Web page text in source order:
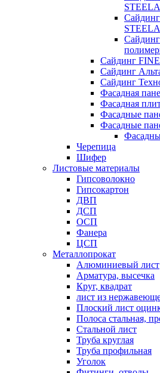
Сайдинг
Сайдинг
Сайдинг
Фасадная
Фасадная
Фасадные
Фасадные
Черепица
Шифер
Листовые материалы
Гипсоволокно
Гипсокартон
ДВП
ДСП
ОСП
Фанера
ЦСП
Металлопрокат
Алюминиевый лист
Арматура, высечка
Круг, квадрат
лист из
Плоский лист
Полоса стальная,
Стальной лист
Труба круглая
Труба профильная
Уголок